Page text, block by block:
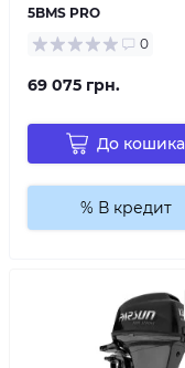
5BMS PRO
0
69 075 грн.
До кошика
% В кредит